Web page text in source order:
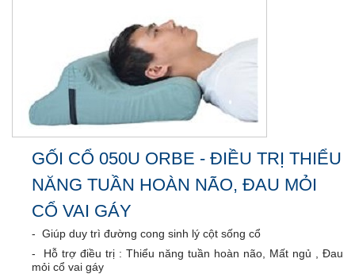
GỐI CỔ 050U ORBE - ĐIỀU TRỊ THIỂU
NĂNG TUẦN HOÀN NÃO, ĐAU MỎI
CỔ VAI GÁY
- Giúp duy trì đường cong sinh lý cột sống cổ
- Hỗ trợ điều trị : Thiểu năng tuần hoàn não, Mất ngủ , Đau
mỏi cổ vai gáy